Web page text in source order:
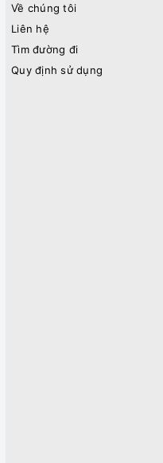
Về chúng tôi
Liên hệ
Tìm đường đi
Quy định sử dụng